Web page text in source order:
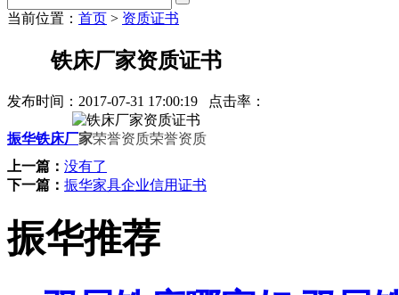
当前位置： 首页 > 资质证书
铁床厂家资质证书
发布时间： 2017-07-31 17:00:19 点击率：
振华铁床厂家荣誉资质荣誉资质
上一篇： 没有了
下一篇： 振华家具企业信用证书
振华推荐